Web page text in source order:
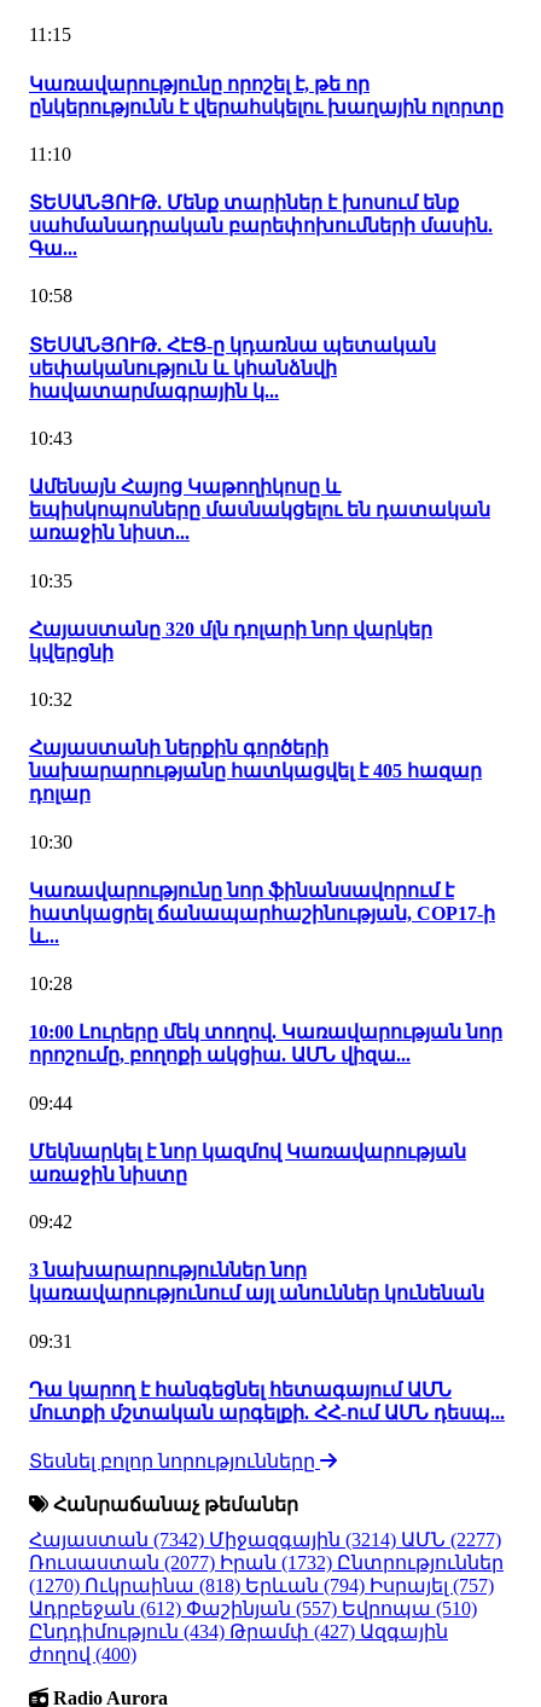
11:15
Կառավարությունը որոշել է, թե որ
ընկերությունն է վերահսկելու խաղային ոլորտը
11:10
ՏԵՍԱՆՅՈՒԹ. Մենք տարիներ է խոսում ենք
սահմանադրական բարեփոխումների մասին.
Գա...
10:58
ՏԵՍԱՆՅՈՒԹ. ՀԷՑ-ը կդառնա պետական
սեփականություն և կհանձնվի
հավատարմագրային կ...
10:43
Ամենայն Հայոց Կաթողիկոսը և
եպիսկոպոսները մասնակցելու են դատական
առաջին նիստ...
10:35
Հայաստանը 320 մլն դոլարի նոր վարկեր
կվերցնի
10:32
Հայաստանի ներքին գործերի
նախարարությանը հատկացվել է 405 հազար
դոլար
10:30
Կառավարությունը նոր ֆինանսավորում է
հատկացրել ճանապարհաշինության, COP17-ի
և...
10:28
10:00 Լուրերը մեկ տողով. Կառավարության նոր
որոշումը, բողոքի ակցիա. ԱՄՆ վիզա...
09:44
Մեկնարկել է նոր կազմով Կառավարության
առաջին նիստը
09:42
3 նախարարություններ նոր
կառավարությունում այլ անուններ կունենան
09:31
Դա կարող է հանգեցնել հետագայում ԱՄՆ
մուտքի մշտական արգելքի. ՀՀ-ում ԱՄՆ դեսպ...
Տեսնել բոլոր նորությունները
Հանրաճանաչ թեմաներ
Հայաստան (7342) Միջազգային (3214) ԱՄՆ (2277)
Ռուսաստան (2077) Իրան (1732) Ընտրություններ
(1270) Ուկրաինա (818) Երևան (794) Իսրայել (757)
Ադրբեջան (612) Փաշինյան (557) Եվրոպա (510)
Ընդդիմություն (434) Թրամփ (427) Ազգային
ժողով (400)
Radio Aurora